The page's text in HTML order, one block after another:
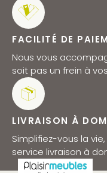
FACILITÉ DE
Nous vous
soit pas un frein à
LIVRAISON À
Simplifiez-vous la
service livraison à